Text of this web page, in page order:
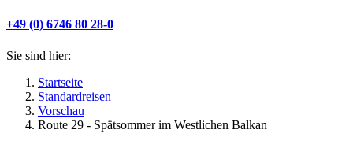
+49 (0) 6746 80 28-0
Sie sind hier:
Startseite
Standardreisen
Vorschau
Route 29 - Spätsommer im Westlichen Balkan